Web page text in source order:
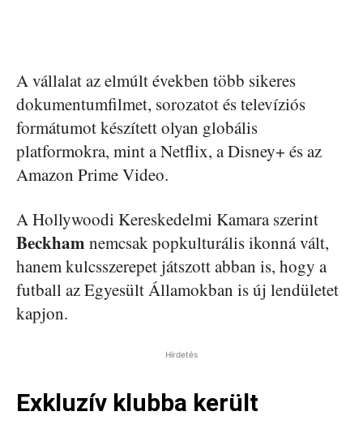
A vállalat az elmúlt években több sikeres
dokumentumfilmet, sorozatot és televíziós
formátumot készített olyan globális
platformokra, mint a Netflix, a Disney+ és az
Amazon Prime Video.
A Hollywoodi Kereskedelmi Kamara szerint
Beckham nemcsak popkulturális ikonná vált,
hanem kulcsszerepet játszott abban is, hogy a
futball az Egyesült Államokban is új lendületet
kapjon.
Hirdetés
Exkluzív klubba került